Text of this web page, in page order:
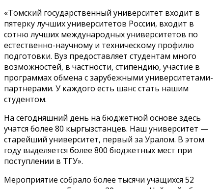
«Томский государственный университет входит в
пятерку лучших университетов России, входит в
сотню лучших международных университетов по
естественно-научному и техническому профилю
подготовки. Вуз предоставляет студентам много
возможностей, в частности, стипендию, участие в
программах обмена с зарубежными университетами-
партнерами. У каждого есть шанс стать нашим
студентом.
На сегодняшний день на бюджетной основе здесь
учатся более 80 кыргызстанцев. Наш университет —
старейший университет, первый за Уралом. В этом
году выделяется более 800 бюджетных мест при
поступлении в ТГУ».
Мероприятие собрало более тысячи учащихся 52